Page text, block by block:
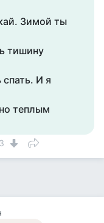
Зимой ты
тишину
И я
теплым
3